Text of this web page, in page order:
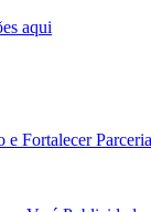
aqui
Fortalecer